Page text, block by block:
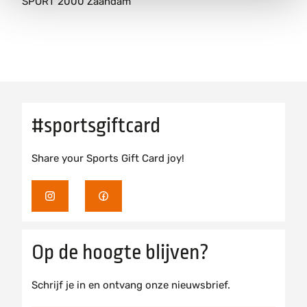
#sportsgiftcard
Share your Sports Gift Card joy!
I
t
g
F
e
o
Op de hoogte blijven?
Schrijf je in en ontvang onze nieuwsbrief.